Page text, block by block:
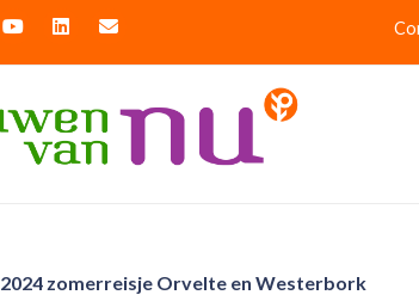
2024 zomerreisje Orvelte en Westerbork